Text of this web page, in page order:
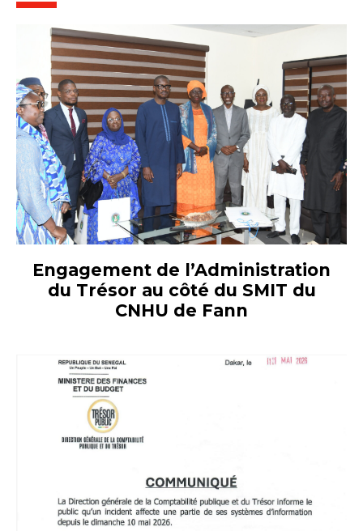
Engagement de l’Administration
du Trésor au côté du SMIT du
CNHU de Fann